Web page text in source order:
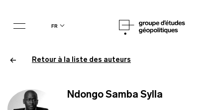
fr
Ndongo Samba Sylla
Retour à la liste des auteurs